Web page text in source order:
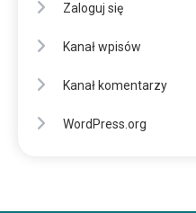
Zaloguj się
Kanał wpisów
Kanał komentarzy
WordPress.org